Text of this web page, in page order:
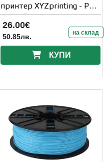
принтер XYZprinting - PLA
(NFC) filament
26.00€
50.85лв. на склад
КУПИ